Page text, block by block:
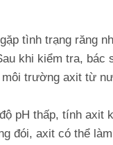
tình trạng răng
khi kiểm tra, bác
trường axit từ
pH thấp, tính axit
đói, axit có thể